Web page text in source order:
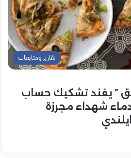
تقارير ومتابعات
” يفند تشكيك حساب
شهداء مجرزة